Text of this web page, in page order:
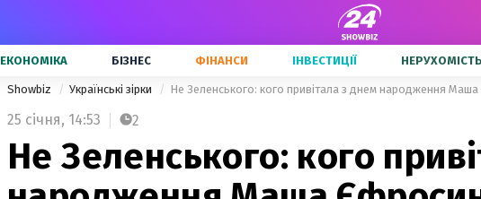
ЕКОНОМІКА БІЗНЕС ФІНАНСИ ІНВЕСТИЦІЇ НЕРУХОМІСТЬ
Showbiz Українські зірки Не Зеленського: кого привітала з днем народження
25 січня, 14:53 2
Не Зеленського: кого